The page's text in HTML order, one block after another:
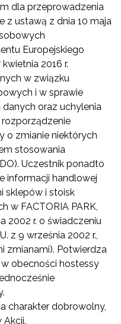
dla przeprowadzenia
z ustawą z dnia 10 maja
Europejskiego
2016 r.
w związku
i w sprawie
oraz uchylenia
o zmianie niektórych
stosowania
Uczestnik ponadto
informacji handlowej
sklepów i stoisk
w FACTORIA PARK,
2002 r. o świadczeniu
z 9 września 2002 r.,
zmianami). Potwierdza
obecności hostessy
charakter dobrowolny,
Akcji.